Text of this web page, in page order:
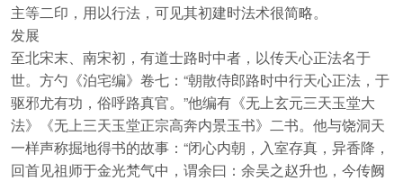
主等二印，用以行法，可见其初建时法术很简略。
发展
至北宋末、南宋初，有道士路时中者，以传天心正法名于
世。方勺《泊宅编》卷七：“朝散侍郎路时中行天心正法，于
驱邪尤有功，俗呼路真官。”他编有《无上玄元三天玉堂大
法》《无上三天玉堂正宗高奔内景玉书》二书。他与饶洞天
一样声称掘地得书的故事：“闭心内朝，入室存真，异香降，
回首见祖师于金光梵气中，谓余曰：余吴之赵升也，今传阙